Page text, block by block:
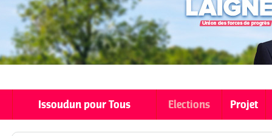
Issoudun pour Tous Elections Projet